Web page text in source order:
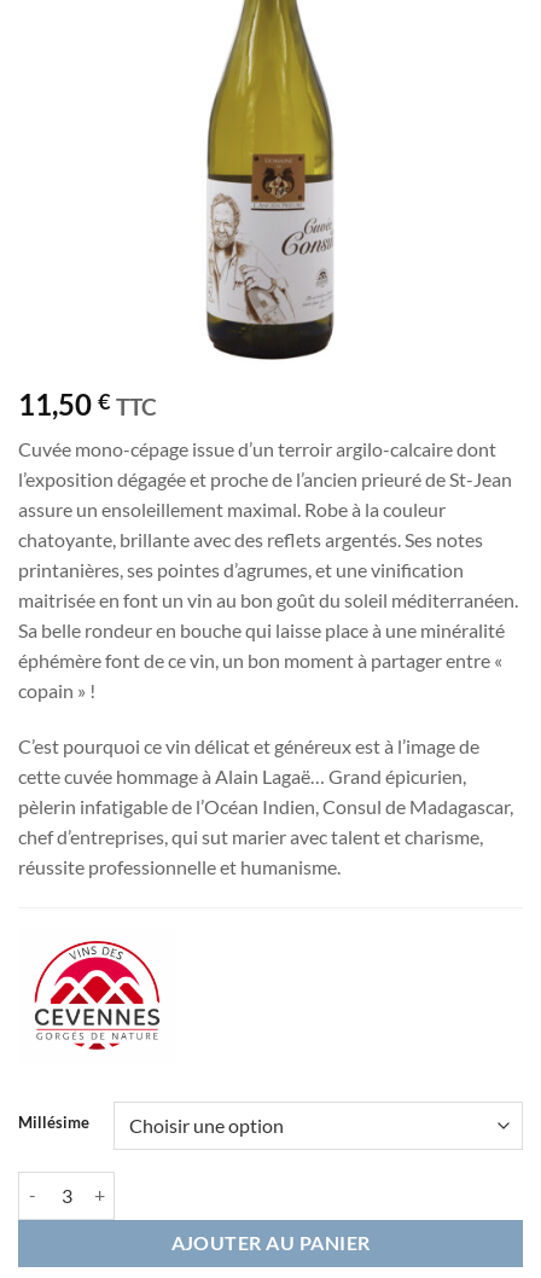
11,50 € TTC
Cuvée mono-cépage issue d’un terroir argilo-calcaire dont
l’exposition dégagée et proche de l’ancien prieuré de St-Jean
assure un ensoleillement maximal. Robe à la couleur
chatoyante, brillante avec des reflets argentés. Ses notes
printanières, ses pointes d’agrumes, et une vinification
maitrisée en font un vin au bon goût du soleil méditerranéen.
Sa belle rondeur en bouche qui laisse place à une minéralité
éphémère font de ce vin, un bon moment à partager entre «
copain » !
C’est pourquoi ce vin délicat et généreux est à l’image de
cette cuvée hommage à Alain Lagaë… Grand épicurien,
pèlerin infatigable de l’Océan Indien, Consul de Madagascar,
chef d’entreprises, qui sut marier avec talent et charisme,
réussite professionnelle et humanisme.
Millésime
AJOUTER AU PANIER